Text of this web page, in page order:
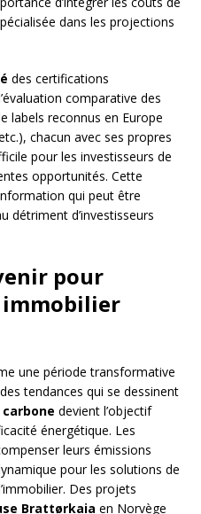
dans les projections
des certifications
comparative des
labels reconnus en Europe
chacun avec ses propres
pour les investisseurs de
opportunités. Cette
qui peut être
détriment d’investisseurs
pour
immobilier
une période transformative
tendances qui se dessinent
devient l’objectif
énergétique. Les
leurs émissions
pour les solutions de
Des projets
Brattørkaia en Norvège